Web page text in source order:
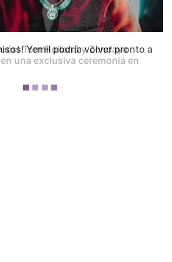
Tom Holland y Zendaya
una exclusiva ceremonia en